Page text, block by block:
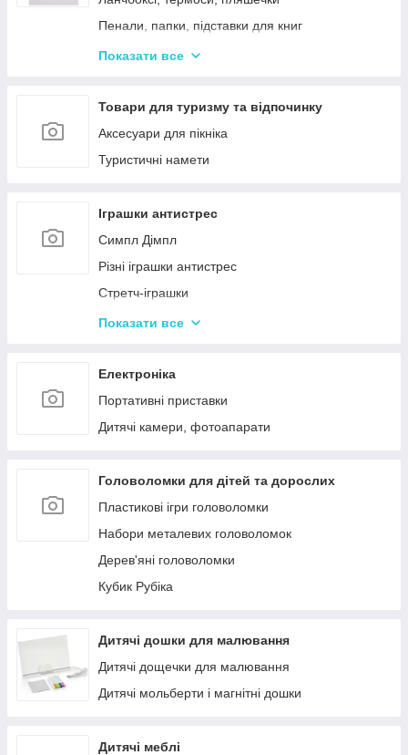
Пенали, папки, підставки для книг
Фарбі, пензлики, альбоми
Зошити, блокноти, щоденники, обкладинки
Наклейки, стікери, закладки
Кольоровий папір, картон, клей
Циркулі, лінійки, трафарети
Художні аксесуари та інструменти
Показати все
Товари для туризму та відпочинку
Аксесуари для пікніка
Туристичні намети
Іграшки антистрес
Симпл Дімпл
Різні іграшки антистрес
Стретч-іграшки
Іграшки Pop it
Показати все
Електроніка
Портативні приставки
Дитячі камери, фотоапарати
Головоломки для дітей та дорослих
Пластикові ігри головоломки
Набори металевих головоломок
Дерев'яні головоломки
Кубик Рубіка
Дитячі дошки для малювання
Дитячі дощечки для малювання
Дитячі мольберти і магнітні дошки
Дитячі меблі